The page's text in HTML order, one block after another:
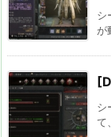
シ
が
シ
て